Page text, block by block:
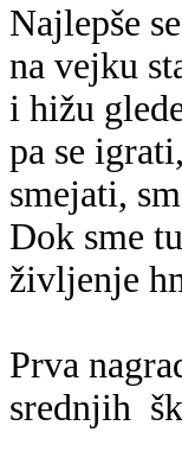
Najlepše
na vejku
i hižu
pa se igrati,
smejati,
Dok sme
življenje
Prva
srednjih